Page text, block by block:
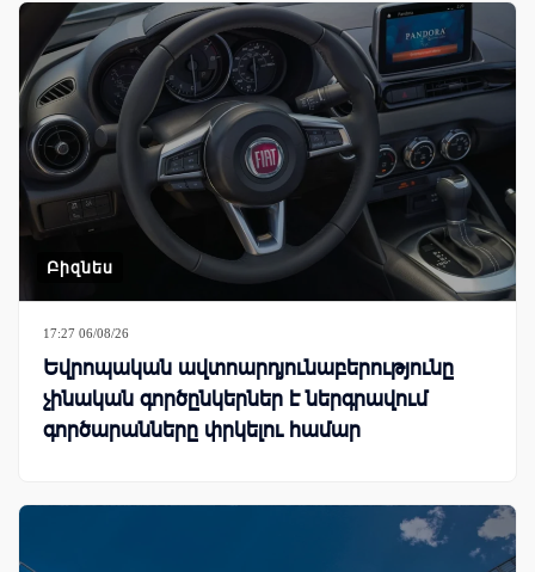
Բիզնես
17:27 06/08/26
Եվրոպական ավտոարդյունաբերությունը
չինական գործընկերներ է ներգրավում
գործարանները փրկելու համար